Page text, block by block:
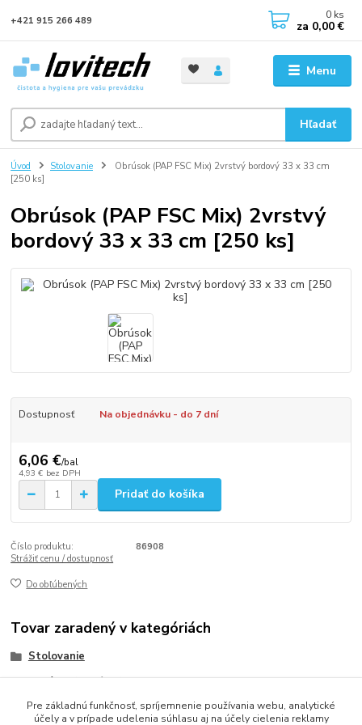
Menu
Hľadať
+421 915 266 489 0 ks
za 0,00 €
Úvod Stolovanie
Obrúsok (PAP FSC Mix) 2vrstvý bordový 33 x 33 cm
[250 ks]
Obrúsok (PAP FSC Mix) 2vrstvý
bordový 33 x 33 cm [250 ks]
Dostupnosť Na objednávku - do 7 dní
6,06 €/bal
4,93 € bez DPH
Pridať do košíka
Číslo produktu:
86908
Strážiť cenu / dostupnosť
Do obľúbených
Tovar zaradený v kategóriách
Stolovanie
Obrúsky (servítky)
Obrúsky 2-vrstvové 33x33
Pre základnú funkčnosť, spríjemnenie používania webu, analytické
účely a v prípade udelenia súhlasu aj na účely cielenia reklamy